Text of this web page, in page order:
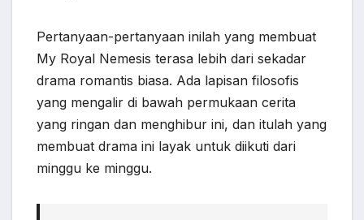
Pertanyaan-pertanyaan inilah yang membuat
My Royal Nemesis terasa lebih dari sekadar
drama romantis biasa. Ada lapisan filosofis
yang mengalir di bawah permukaan cerita
yang ringan dan menghibur ini, dan itulah yang
membuat drama ini layak untuk diikuti dari
minggu ke minggu.